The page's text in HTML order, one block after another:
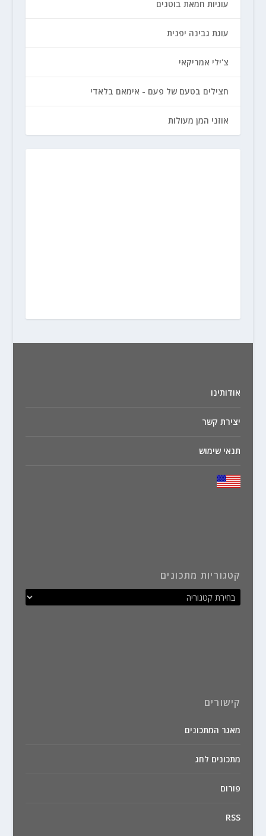
עוגיות חמאת בוטנים
עוגת גבינה יפנית
צ'ילי אמריקאי
חצילים בטעם של פעם - אימאם בלאדי
אוזני המן מעולות
אודותינו
יצירת קשר
תנאי שימוש
קטגוריות מתכונים
קישורים
מאגר המתכונים
מתכונים לחג
פורום
RSS